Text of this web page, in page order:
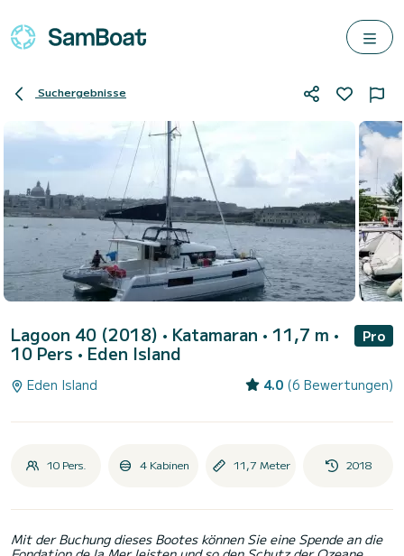
Suchergebnisse
Lagoon 40 (2018) • Katamaran • 11,7 m •
10 Pers • Eden Island
Pro
Eden Island 4.0 (6 Bewertungen)
10 Pers. 4 Kabinen 11,7 Meter 2018
Mit der Buchung dieses Bootes können Sie eine Spende an die